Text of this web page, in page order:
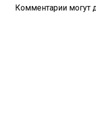
Комментарии могут